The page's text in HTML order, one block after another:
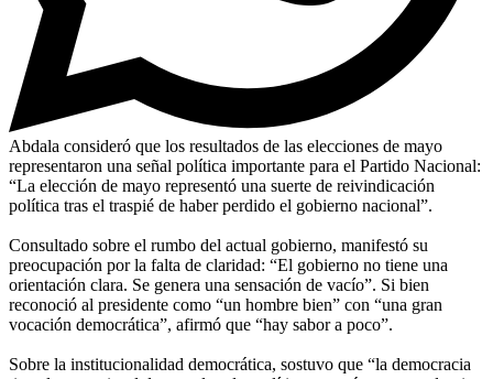
Abdala consideró que los resultados de las elecciones de mayo
representaron una señal política importante para el Partido Nacional:
“La elección de mayo representó una suerte de reivindicación
política tras el traspié de haber perdido el gobierno nacional”.
Consultado sobre el rumbo del actual gobierno, manifestó su
preocupación por la falta de claridad: “El gobierno no tiene una
orientación clara. Se genera una sensación de vacío”. Si bien
reconoció al presidente como “un hombre bien” con “una gran
vocación democrática”, afirmó que “hay sabor a poco”.
Sobre la institucionalidad democrática, sostuvo que “la democracia